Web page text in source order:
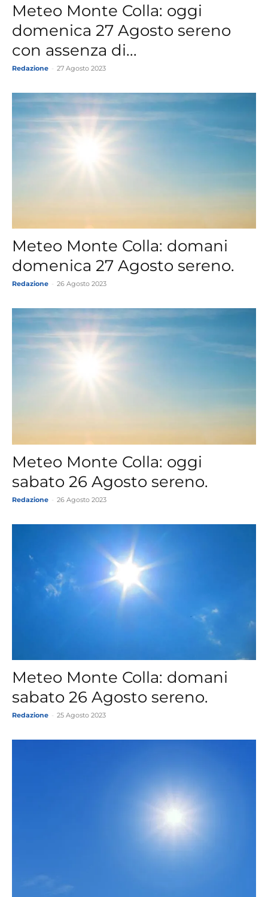
Meteo Monte Colla: oggi
domenica 27 Agosto sereno
con assenza di...
Redazione 27 Agosto 2023
Meteo Monte Colla: domani
domenica 27 Agosto sereno.
Redazione 26 Agosto 2023
Meteo Monte Colla: oggi
sabato 26 Agosto sereno.
Redazione 26 Agosto 2023
Meteo Monte Colla: domani
sabato 26 Agosto sereno.
Redazione 25 Agosto 2023